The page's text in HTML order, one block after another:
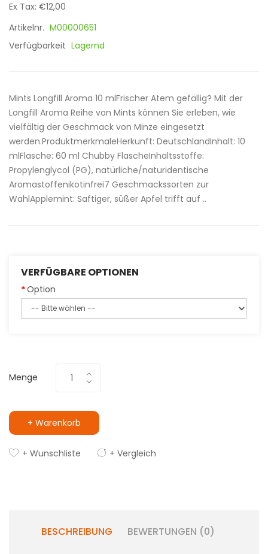
Ex Tax: €12,00
Artikelnr. M00000651
Verfügbarkeit Lagernd
Mints Longfill Aroma 10 mlFrischer Atem gefällig? Mit der
Longfill Aroma Reihe von Mints können Sie erleben, wie
vielfältig der Geschmack von Minze eingesetzt
werden.ProduktmerkmaleHerkunft: DeutschlandInhalt: 10
mlFlasche: 60 ml Chubby FlascheInhaltsstoffe:
Propylenglycol (PG), natürliche/naturidentische
Aromastoffenikotinfrei7 Geschmackssorten zur
WahlApplemint: Saftiger, süßer Apfel trifft auf ..
VERFÜGBARE OPTIONEN
Option
Menge
+ Warenkorb
+ Wunschliste + Vergleich
BESCHREIBUNG BEWERTUNGEN (0)